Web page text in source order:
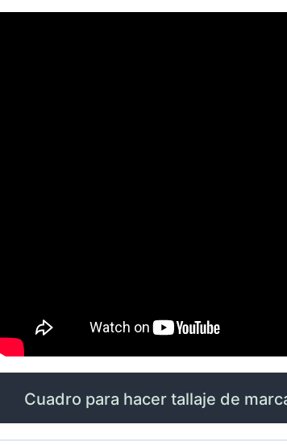
Cuadro para hacer tallaje de